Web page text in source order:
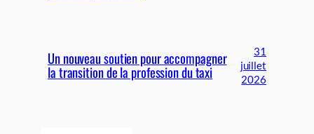
Un nouveau soutien pour accompagner
la transition de la profession du taxi
31
juillet
2026